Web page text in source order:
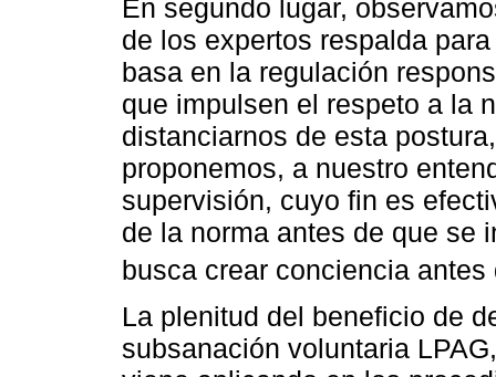
En segundo lugar,
de los expertos respalda
basa en la regulación
que impulsen el respeto a la
distanciarnos de esta
proponemos, a nuestro
supervisión, cuyo fin es
de la norma antes de que se
busca crear conciencia
La plenitud del beneficio de
subsanación voluntaria